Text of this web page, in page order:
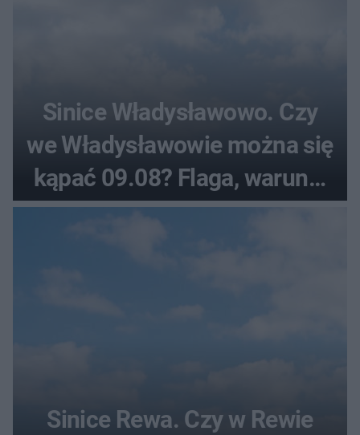
Sinice Władysławowo. Czy
we Władysławowie można się
kąpać 09.08? Flaga, warunki
pogodowe
Sinice Rewa. Czy w Rewie